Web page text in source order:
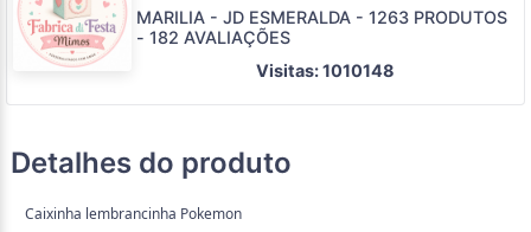
MARILIA - JD ESMERALDA - 1263 PRODUTOS
- 182 AVALIAÇÕES
Visitas: 1010148
Detalhes do produto
Caixinha lembrancinha Pokemon